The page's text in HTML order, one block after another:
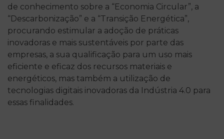
de conhecimento sobre a “Economia Circular”, a
“Descarbonização” e a “Transição Energética”,
procurando estimular a adoção de práticas
inovadoras e mais sustentáveis por parte das
empresas, a sua qualificação para um uso mais
eficiente e eficaz dos recursos materiais e
energéticos, mas também a utilização de
tecnologias digitais inovadoras da Indústria 4.0 para
essas finalidades.